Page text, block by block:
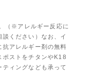
（※アレルギー反応に
ください）なお、イ
アレルギー剤の無料
ポストをチタンやK18
ィングなども承って